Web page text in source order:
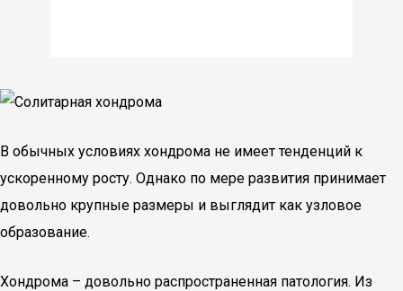
В обычных условиях хондрома не имеет тенденций к
ускоренному росту. Однако по мере развития принимает
довольно крупные размеры и выглядит как узловое
образование.
Хондрома – довольно распространенная патология. Из